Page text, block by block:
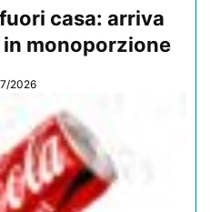
casa: arriva
in monoporzione
2026